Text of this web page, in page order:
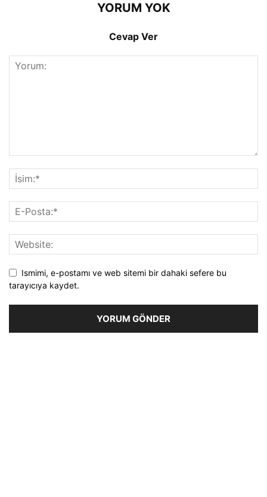
YORUM YOK
Cevap Ver
Ismimi, e-postamı ve web sitemi bir dahaki sefere bu
tarayıcıya kaydet.